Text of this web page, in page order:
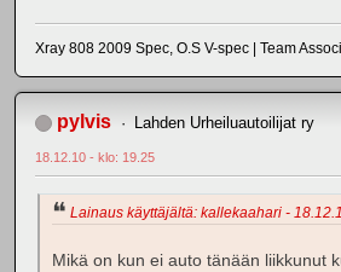
Xray 808 2009 Spec, O.S V-spec | Team
pylvis Lahden Urheiluautoilijat ry
18.12.10 - klo: 19.25
Lainaus käyttäjältä: kallekaahari -
Mikä on kun ei auto tänään liikkunut